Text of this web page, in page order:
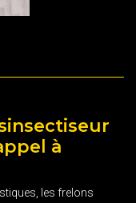
à
les frelons